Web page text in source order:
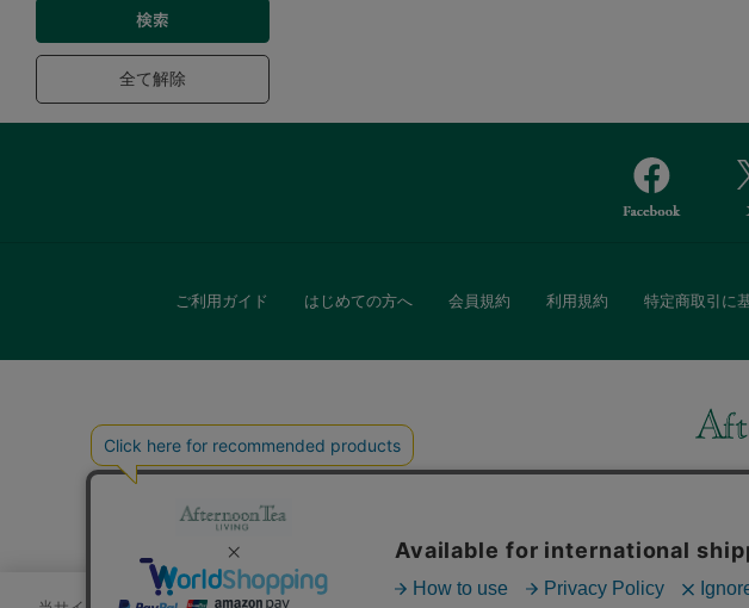
全て解除
ご利用ガイド はじめての方へ 会員規約 利用規約 特定商取引に
また、ギフトセットなどギ
「ソーシャルギフ